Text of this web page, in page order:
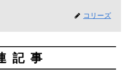
コリーズ
記事